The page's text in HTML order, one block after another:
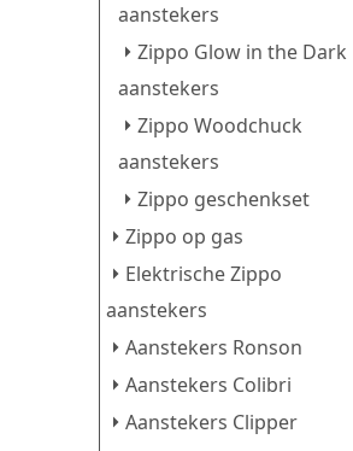
aanstekers
Zippo Glow in the Dark
aanstekers
Zippo Woodchuck
aanstekers
Zippo geschenkset
Zippo op gas
Elektrische Zippo
aanstekers
Aanstekers Ronson
Aanstekers Colibri
Aanstekers Clipper